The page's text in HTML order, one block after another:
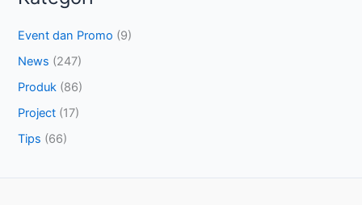
Event dan Promo (9)
News (247)
Produk (86)
Project (17)
Tips (66)